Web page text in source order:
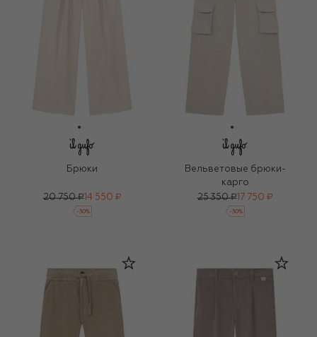
Брюки
20 750 ₽14 550 ₽
-30%
Вельветовые брюки-
карго
25 350 ₽17 750 ₽
-30%